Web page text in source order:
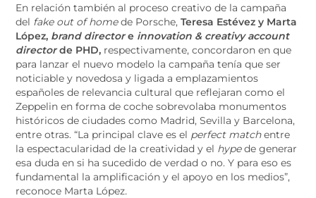
En relación también al proceso creativo de la campaña
del fake out of homede Porsche, Teresa Estévez y Marta
López, brand directore innovation & creativy account
directorde PHD, respectivamente, concordaron en que
para lanzar el nuevo modelo la campaña tenía que ser
noticiable y novedosa y ligada a emplazamientos
españoles de relevancia cultural que reflejaran como el
Zeppelin en forma de coche sobrevolaba monumentos
históricos de ciudades como Madrid, Sevilla y Barcelona,
entre otras. “La principal clave es el perfect matchentre
la espectacularidad de la creatividad y el hypede generar
esa duda en si ha sucedido de verdad o no. Y para eso es
fundamental la amplificación y el apoyo en los medios”,
reconoce Marta López.